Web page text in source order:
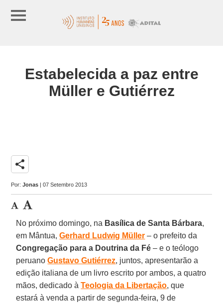
Estabelecida a paz entre
Müller e Gutiérrez
share
Por:Jonas | 07 Setembro 2013
No próximo domingo, na Basílica de Santa Bárbara,
em Mântua,Gerhard Ludwig Müller – o prefeito da
Congregação para a Doutrina da Fé – e o teólogo
peruanoGustavo Gutiérrez, juntos, apresentarão a
edição italiana de um livro escrito por ambos, a quatro
mãos, dedicado àTeologia da Libertação, que
estará à venda a partir de segunda-feira, 9 de